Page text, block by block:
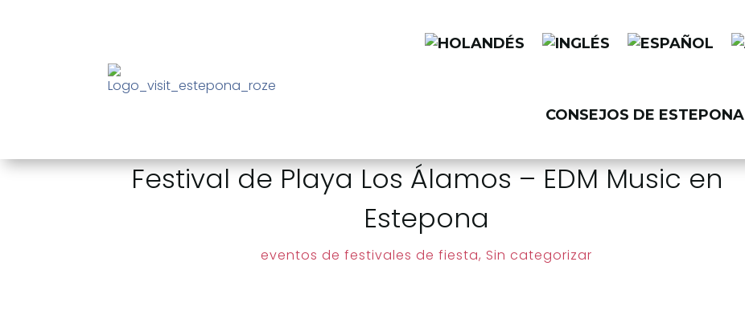
CONSEJOS DE ESTEPONA
Festival de Playa Los Álamos – EDM Music en
Estepona
eventos de festivales de fiesta, Sin categorizar